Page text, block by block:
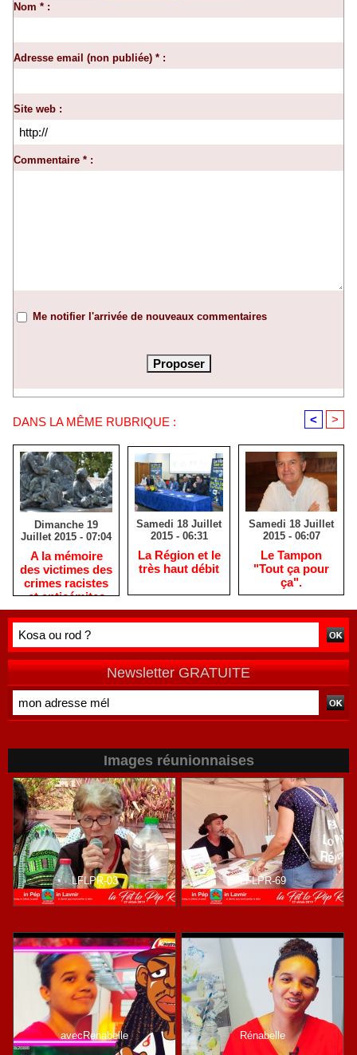
Nom * :
Adresse email (non publiée) * :
Site web :
Commentaire * :
Me notifier l'arrivée de nouveaux commentaires
DANS LA MÊME RUBRIQUE : < >
Dimanche 19
Juillet 2015 - 07:04
A la mémoire
des victimes des
crimes racistes
et antisémites
Samedi 18 Juillet
2015 - 06:31
La Région et le
très haut débit
Samedi 18 Juillet
2015 - 06:07
Le Tampon
"Tout ça pour
ça".
Newsletter GRATUITE
Images réunionnaises
LFLPR-03 LFLPR-69
avecRenabelle Rénabelle